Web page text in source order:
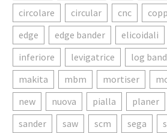
circolare
circular cnc
edge
edge bander elicoidali
inferiore
levigatrice log
makita
mbm mortiser
new
nuova pialla planer
sander
saw scm sega